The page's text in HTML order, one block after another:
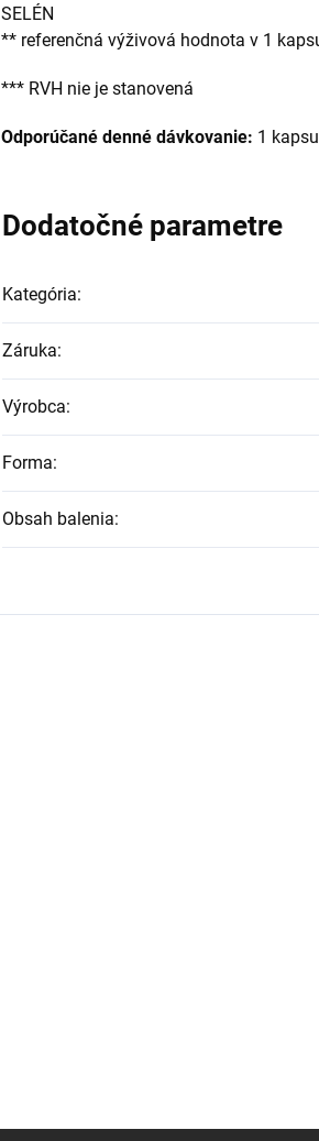
SELÉN
** referenčná výživová hodnota v 1
*** RVH nie je stanovená
Odporúčané denné dávkovanie: 1
Dodatočné parametre
Kategória:
Záruka:
Výrobca:
Forma:
Obsah balenia: